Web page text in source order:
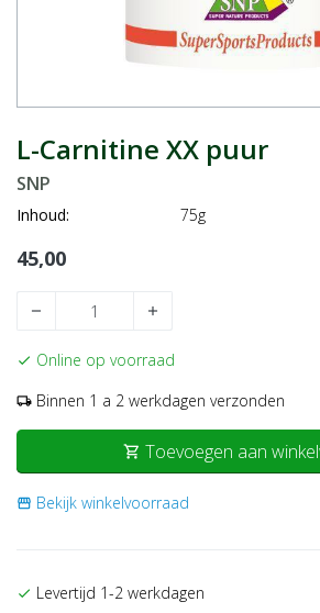
L-Carnitine XX puur
SNP
Inhoud: 75g
45,00
remove add
check Online op voorraad
local_shipping Binnen 1 a 2 werkdagen verzonden
shopping_cart Toevoegen aan
storefront Bekijk winkelvoorraad
check Levertijd 1-2 werkdagen